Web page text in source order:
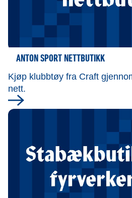
ANTON SPORT NETTBUTIKK
Kjøp klubbtøy fra Craft
nett.